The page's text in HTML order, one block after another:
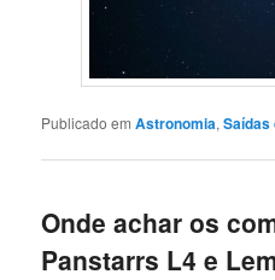
Publicado em Astronomia,Saídas
Onde achar os
Panstarrs L4 e